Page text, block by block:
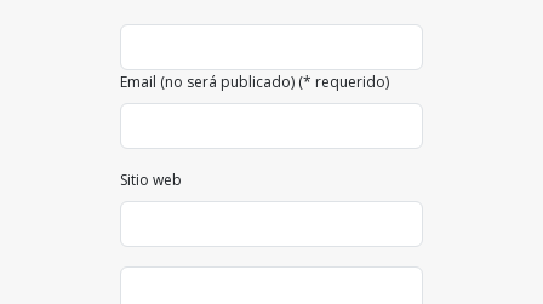
Email (no será publicado) (* requerido)
Sitio web